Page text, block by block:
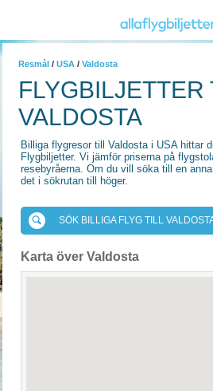
Resmål / USA / Valdosta
FLYGBILJETTER
VALDOSTA
Billiga flygresor till Valdosta i USA hittar
Flygbiljetter. Vi jämför priserna på
resebyråerna. Om du vill söka till en
det i sökrutan till höger.
SÖK BILLIGA FLYG TILL
Karta över Valdosta